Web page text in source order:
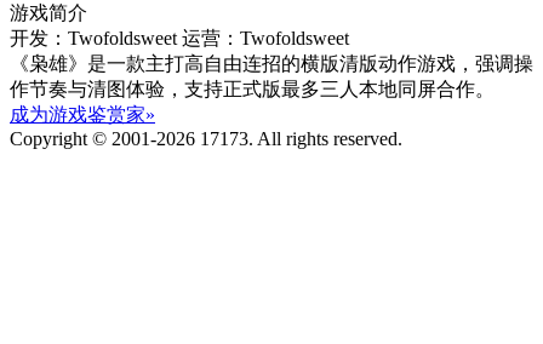
游戏简介
开发：Twofoldsweet 运营：Twofoldsweet
《枭雄》是一款主打高自由连招的横版清版动作游戏，强调操
作节奏与清图体验，支持正式版最多三人本地同屏合作。
成为游戏鉴赏家»
Copyright © 2001-2026 17173. All rights reserved.